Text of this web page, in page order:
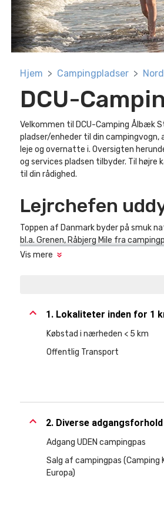
Hjem Campingpladser
DCU-
Velkommen til DCU-Camping Ålbæk
pladser/enheder til din
leje og overnatte i. Oversigten
og services pladsen tilbyder. Til
til din rådighed.
Lejrchefen
Toppen af Danmark byder på smuk
bl.a. Grenen, Råbjerg Mile fra
Vis mere
1. Lokaliteter inden for 1
Købstad i nærheden < 5 km
Offentlig Transport
2. Diverse adgangsforhold
Adgang UDEN campingpas
Salg af campingpas (Camping
Europa)